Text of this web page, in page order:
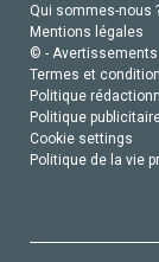
Qui sommes-nous
Mentions légales
© - Avertissements
Termes et
Politique
Politique
Cookie settings
Politique de la vie